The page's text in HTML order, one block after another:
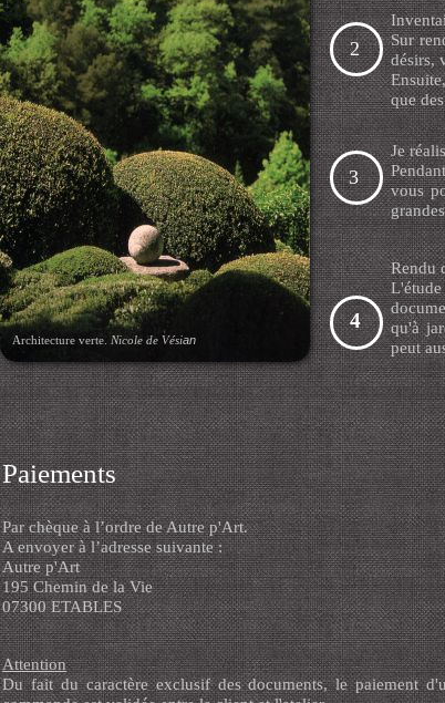
Architecture verte. Nicole de Vésian
4
2
3
Par chèque à l’ordre de Autre p'Art.
A envoyer à l’adresse suivante :
Autre p'Art
195 Chemin de la Vie
07300 ETABLES
Attention
Du fait du caractère exclusif des documents, le paiement
Paiements
Sur
désirs,
que
Je
vous
Rendu
qu'à
peut